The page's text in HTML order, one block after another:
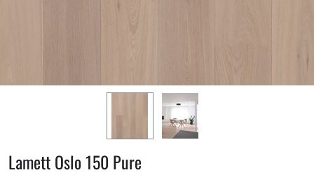
Lamett Oslo 150 Pure